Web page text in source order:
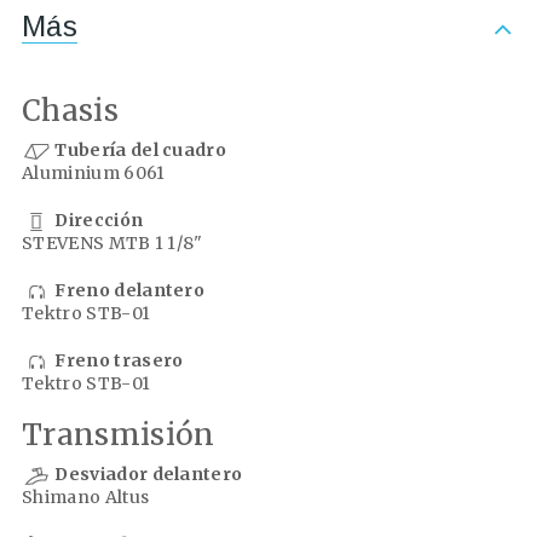
Más
Chasis
Tubería del cuadro
Aluminium 6061
Dirección
STEVENS MTB 1 1/8"
Freno delantero
Tektro STB-01
Freno trasero
Tektro STB-01
Transmisión
Desviador delantero
Shimano Altus